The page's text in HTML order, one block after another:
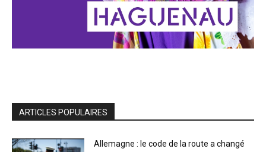
ARTICLES POPULAIRES
Allemagne : le code de la route a changé